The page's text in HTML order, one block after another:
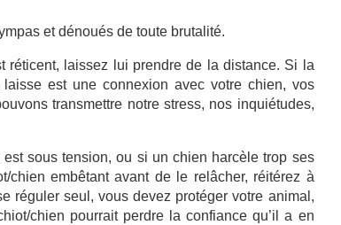
et dénoués de toute brutalité.
réticent, laissez lui prendre de la distance. Si la
est une connexion avec votre chien, vos
transmettre notre stress, nos inquiétudes,
sous tension, ou si un chien harcèle trop ses
embêtant avant de le relâcher, réitérez à
réguler seul, vous devez protéger votre animal,
chien pourrait perdre la confiance qu’il a en